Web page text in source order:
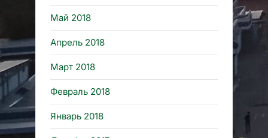
Май 2018
Апрель 2018
Март 2018
Февраль 2018
Январь 2018